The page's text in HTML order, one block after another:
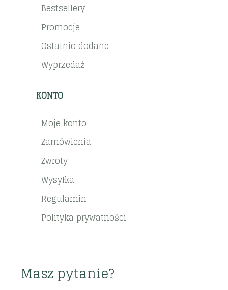
Bestsellery
Promocje
Ostatnio dodane
Wyprzedaż
KONTO
Moje konto
Zamówienia
Zwroty
Wysyłka
Regulamin
Polityka prywatności
Masz pytanie?